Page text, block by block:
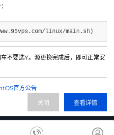
linux/main.sh)
不要选Y。源更换完成后，即可正常安
官方公告
查看详情
关闭